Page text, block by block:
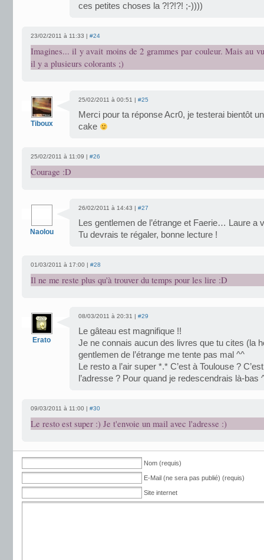
ces petites choses la ?!?!?! ;-))))
23/02/2011 à 11:33 | #24
Imagines... il y avait moins de 2 grammes par couleur. Mais au
il y a plusieurs colorants ;)
Tiboux
25/02/2011 à 00:51 | #25
Merci pour ta réponse Acr0, je testerai bientôt
cake
25/02/2011 à 11:09 | #26
Courage :D
Naolou
26/02/2011 à 14:43 | #27
Les gentlemen de l’étrange et Faerie… Laure a
Tu devrais te régaler, bonne lecture !
01/03/2011 à 17:00 | #28
Il ne me reste plus qu'à trouver du temps pour les lire :D
Erato
08/03/2011 à 20:31 | #29
Le gâteau est magnifique !!
Je ne connais aucun des livres que tu cites (la
gentlemen de l’étrange me tente pas mal ^^
Le resto a l’air super *.* C’est à Toulouse ?
l’adresse ? Pour quand je redescendrais là-bas
09/03/2011 à 11:00 | #30
Le resto est super :) Je t'envoie un mail avec l'adresse :)
Nom (requis)
E-Mail (ne sera pas publié) (requis)
Site internet